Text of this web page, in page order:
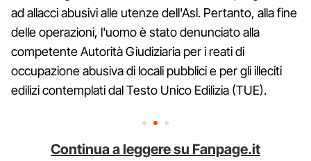
ad allacci abusivi alle utenze dell'Asl. Pertanto, alla fine
delle operazioni, l'uomo è stato denunciato alla
competente Autorità Giudiziaria per i reati di
occupazione abusiva di locali pubblici e per gli illeciti
edilizi contemplati dal Testo Unico Edilizia (TUE).
Continua a leggere su Fanpage.it